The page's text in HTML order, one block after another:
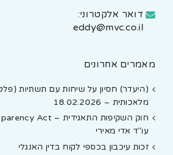
דואר אלקטרוני:
eddy@mvc.co.il
מאמרים אחרונים
(היעדר) חסיון על שיחות עם תשתיות
מלאכותית – 18.02.2026
עו"ד אדי מאירי
זכות עיכבון בכספי לקוח בדין האנגלי